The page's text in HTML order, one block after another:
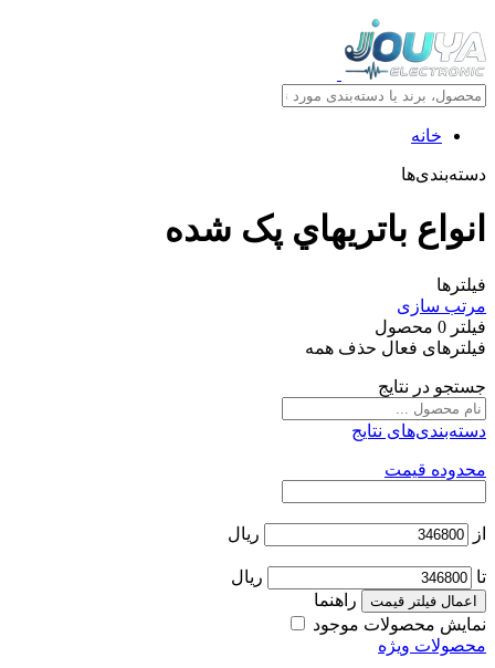
خانه
دسته‌بندی‌ها
انواع باتريهاي پک شده
فیلترها
مرتب سازی
فیلتر 0 محصول
فیلترهای فعال حذف همه
جستجو در نتایج
دسته‌بندی‌های نتایج
محدوده قیمت
از ریال
تا ریال
اعمال فیلتر قیمت
راهنما
نمایش محصولات موجود
محصولات ویژه